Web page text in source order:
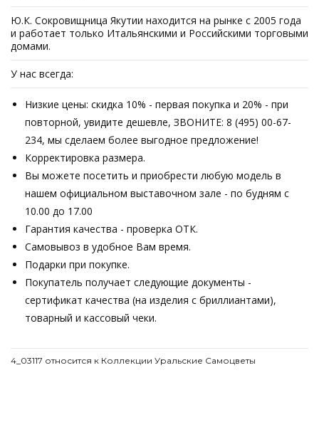
Ю.К. Сокровищница Якутии находится на рынке с 2005 года
и работает только Итальянскими и Российскими торговыми
домами.
У нас всегда:
Низкие цены: скидка 10% - первая покупка и 20% - при
повторной, увидите дешевле, ЗВОНИТЕ: 8 (495) 00-67-
234, мы сделаем более выгодное предложение!
Корректировка размера.
Вы можете посетить и приобрести любую модель в
нашем официальном выставочном зале - по будням с
10.00 до 17.00
Гарантия качества - проверка ОТК.
Самовывоз в удобное Вам время.
Подарки при покупке.
Покупатель получает следующие документы -
сертификат качества (на изделия с бриллиантами),
товарный и кассовый чеки.
4_03117 относится к Коллекции Уральские Самоцветы